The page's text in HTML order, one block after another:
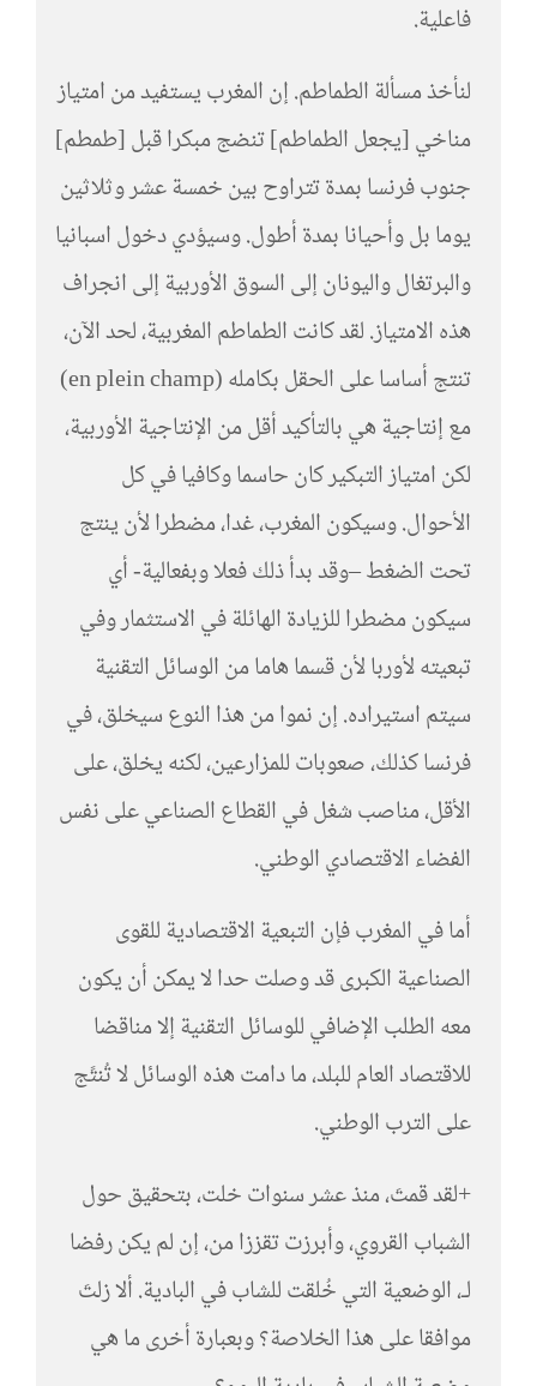
فاعلية.
لنأخذ مسألة الطماطم. إن المغرب يستفيد من امتياز
مناخي [يجعل الطماطم] تنضج مبكرا قبل [طمطم]
جنوب فرنسا بمدة تتراوح بين خمسة عشر وثلاثين
يوما بل وأحيانا بمدة أطول. وسيؤدي دخول اسبانيا
والبرتغال واليونان إلى السوق الأوربية إلى انجراف
هذه الامتياز. لقد كانت الطماطم المغربية، لحد الآن،
تنتج أساسا على الحقل بكامله (en plein champ)
مع إنتاجية هي بالتأكيد أقل من الإنتاجية الأوربية،
لكن امتياز التبكير كان حاسما وكافيا في كل
الأحوال. وسيكون المغرب، غدا، مضطرا لأن ينتج
تحت الضغط –وقد بدأ ذلك فعلا وبفعالية- أي
سيكون مضطرا للزيادة الهائلة في الاستثمار وفي
تبعيته لأوربا لأن قسما هاما من الوسائل التقنية
سيتم استيراده. إن نموا من هذا النوع سيخلق، في
فرنسا كذلك، صعوبات للمزارعين، لكنه يخلق، على
الأقل، مناصب شغل في القطاع الصناعي على نفس
الفضاء الاقتصادي الوطني.
أما في المغرب فإن التبعية الاقتصادية للقوى
الصناعية الكبرى قد وصلت حدا لا يمكن أن يكون
معه الطلب الإضافي للوسائل التقنية إلا مناقضا
للاقتصاد العام للبلد، ما دامت هذه الوسائل لا تُنتََج
على الترب الوطني.
+لقد قمتَ، منذ عشر سنوات خلت، بتحقيق حول
الشباب القروي، وأبرزت تقززا من، إن لم يكن رفضا
لـ، الوضعية التي خُلقت للشاب في البادية. ألا زلتَ
موافقا على هذا الخلاصة؟ وبعبارة أخرى ما هي